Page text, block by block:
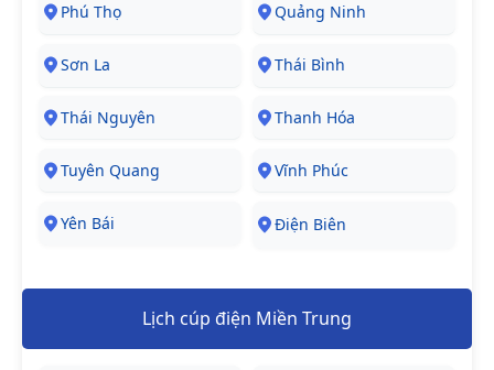
Phú Thọ Quảng Ninh
Sơn La Thái Bình
Thái Nguyên Thanh Hóa
Tuyên Quang Vĩnh Phúc
Yên Bái Điện Biên
Lịch cúp điện Miền Trung